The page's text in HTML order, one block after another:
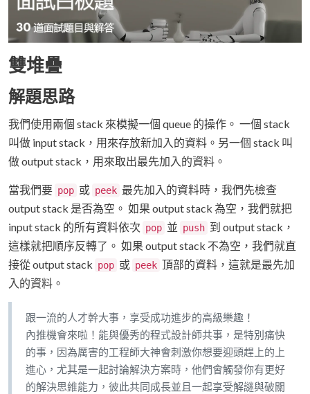
雙堆疊
解題思路
我們使用兩個 stack 來模擬一個 queue 的操作。 一個 stack
叫做 input stack，用來存放新加入的資料。另一個 stack 叫
做 output stack，用來取出最先加入的資料。
當我們要 pop 或 peek 最先加入的資料時，我們先檢查
output stack 是否為空。 如果 output stack 為空，我們就把
input stack 的所有資料依次 pop 並 push 到 output stack，
這樣就把順序反轉了。 如果 output stack 不為空，我們就直
接從 output stack pop 或 peek 頂部的資料，這就是最先加
入的資料。
跟一流的人才幹大事，享受成功進步的高級樂趣！
內推機會來啦！能與優秀的程式設計師共事，是特別痛快
的事，因為厲害的工程師大神會刺激你想要迎頭趕上的上
進心，尤其是一起討論解決方案時，他們會觸發你有更好
的解決思維能力，彼此共同成長並且一起享受解謎與破關